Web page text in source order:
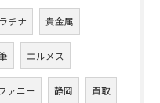
チナ 貴金属
エルメス
ァニー 静岡 買取